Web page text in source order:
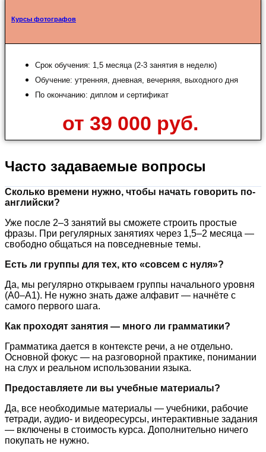
Курсы фотографов
Срок обучения: 1,5 месяца (2-3 занятия в неделю)
Обучение: утренняя, дневная, вечерняя, выходного дня
По окончанию: диплом и сертификат
от 39 000 руб.
Часто задаваемые вопросы
Сколько времени нужно, чтобы начать говорить по-
английски?
Уже после 2–3 занятий вы сможете строить простые
фразы. При регулярных занятиях через 1,5–2 месяца —
свободно общаться на повседневные темы.
Есть ли группы для тех, кто «совсем с нуля»?
Да, мы регулярно открываем группы начального уровня
(A0–A1). Не нужно знать даже алфавит — начнёте с
самого первого шага.
Как проходят занятия — много ли грамматики?
Грамматика дается в контексте речи, а не отдельно.
Основной фокус — на разговорной практике, понимании
на слух и реальном использовании языка.
Предоставляете ли вы учебные материалы?
Да, все необходимые материалы — учебники, рабочие
тетради, аудио- и видеоресурсы, интерактивные задания
— включены в стоимость курса. Дополнительно ничего
покупать не нужно.